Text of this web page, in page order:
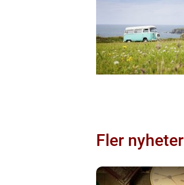
Fler nyheter